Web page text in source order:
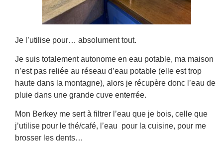
Je l’utilise pour… absolument tout.
Je suis totalement autonome en eau potable, ma maison
n’est pas reliée au réseau d’eau potable (elle est trop
haute dans la montagne), alors je récupère donc l’eau de
pluie dans une grande cuve enterrée.
Mon Berkey me sert à filtrer l’eau que je bois, celle que
j’utilise pour le thé/café, l’eau pour la cuisine, pour me
brosser les dents…